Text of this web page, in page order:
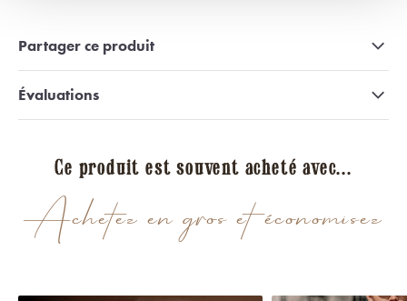
Partager ce produit
Évaluations
Achetez en gros et économisez
Ce produit est souvent acheté avec...